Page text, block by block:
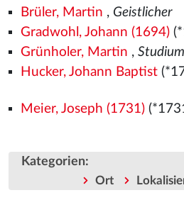
Brüler, Martin , Geistlicher
Gradwohl, Johann (1694)
Grünholer, Martin , Studium
Hucker, Johann Baptist
Meier, Joseph (1731)
Kategorien:
Ort